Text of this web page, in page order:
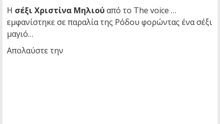
Η σέξι Χριστίνα Μηλιούαπό το Τhe voice …
εμφανίστηκε σε παραλία της Ρόδου φορώντας ένα σέξι
μαγιό…
Απολαύστε την